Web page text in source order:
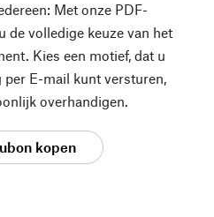
Met onze PDF-
de volledige keuze van het
Kies een motief, dat u
E-mail kunt versturen,
overhandigen.
kopen